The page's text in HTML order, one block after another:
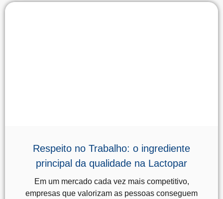
Respeito no Trabalho: o ingrediente
principal da qualidade na Lactopar
Em um mercado cada vez mais competitivo,
empresas que valorizam as pessoas conseguem